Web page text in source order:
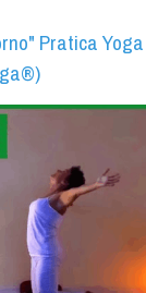
Pratica